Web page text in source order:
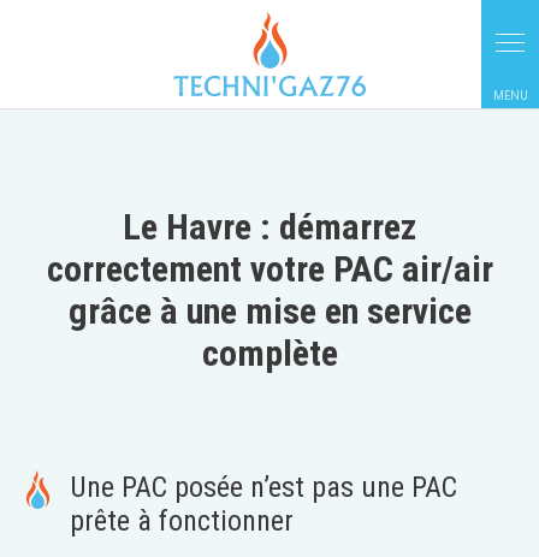
Le Havre : démarrez
correctement votre PAC air/air
grâce à une mise en service
complète
Une PAC posée n’est pas une PAC
prête à fonctionner
Panneau de gestion des cookies